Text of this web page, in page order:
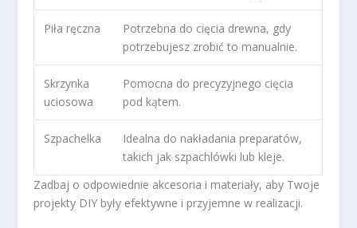
Piła ręczna
Potrzebna do cięcia drewna, gdy
potrzebujesz zrobić to manualnie.
Skrzynka
uciosowa
Pomocna do precyzyjnego cięcia
pod kątem.
Szpachelka
Idealna do nakładania preparatów,
takich jak szpachlówki lub kleje.
Zadbaj o odpowiednie akcesoria i materiały, aby Twoje
projekty DIY były efektywne i przyjemne w realizacji.